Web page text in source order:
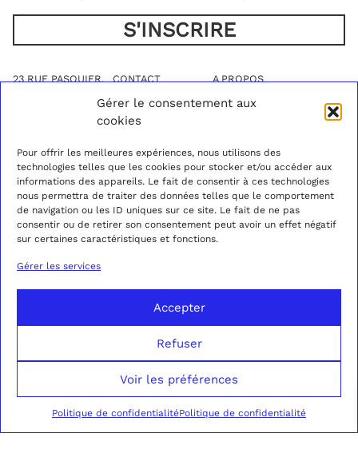
Gérer le consentement aux
cookies
Pour offrir les meilleures expériences, nous utilisons des
technologies telles que les cookies pour stocker et/ou accéder aux
informations des appareils. Le fait de consentir à ces technologies
nous permettra de traiter des données telles que le comportement
de navigation ou les ID uniques sur ce site. Le fait de ne pas
consentir ou de retirer son consentement peut avoir un effet négatif
sur certaines caractéristiques et fonctions.
Gérer les services
Accepter
Refuser
Voir les préférences
Politique de confidentialitéPolitique de confidentialité
23 RUE PASQUIER,
+33 (0)1 40 07 05 52
DE 11H À 19H30
CONTACT
INSTAGRAM
FACEBOOK
SPOTIFY
A PROPOS
TARIFS & DÉLAIS
CONFIDENTIALITÉ
CONDITIONS GÉNÉRALES
DE VENTE
MENTIONS LÉGALES